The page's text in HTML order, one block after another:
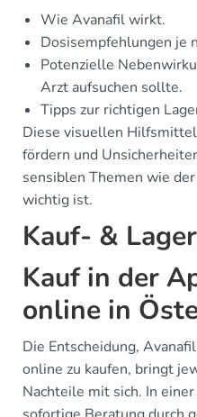
Wie Avanafil wirkt.
Dosisempfehlungen je
Potenzielle
Arzt aufsuchen sollte.
Tipps zur richtigen
Diese visuellen
fördern und
sensiblen Themen wie
wichtig ist.
Kauf- &
Kauf in der
online in
Die Entscheidung,
online zu kaufen, bringt
Nachteile mit sich. In